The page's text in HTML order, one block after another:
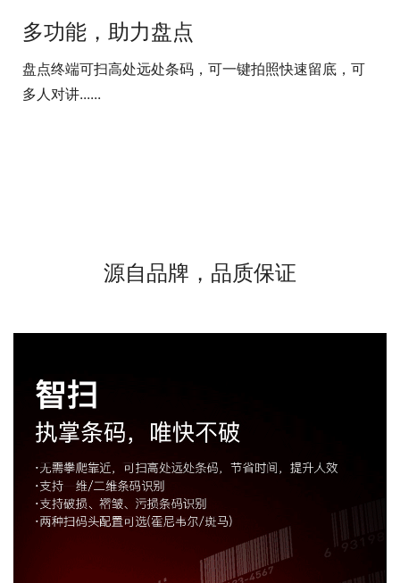
多功能，助力盘点
盘点终端可扫高处远处条码，可一键拍照快速留底，可
多人对讲......
源自品牌，品质保证